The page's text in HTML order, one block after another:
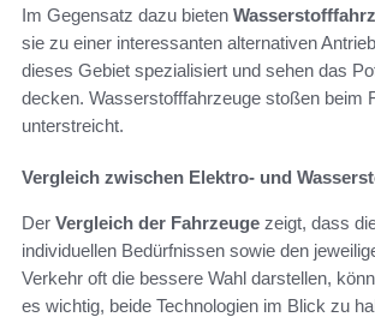
Im Gegensatz dazu bieten
sie zu einer interessanten alternativen
dieses Gebiet spezialisiert und sehen das
decken. Wasserstofffahrzeuge stoßen beim
unterstreicht.
Vergleich zwischen Elektro- und
Der Vergleich der Fahrzeuge zeigt, dass
individuellen Bedürfnissen sowie den
Verkehr oft die bessere Wahl darstellen,
es wichtig, beide Technologien im Blick zu